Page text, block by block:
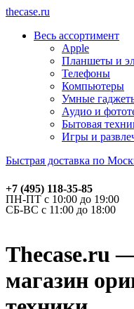
thecase.ru
Весь ассортимент
Apple
Планшеты и
Телефоны
Компьютеры
Умные
Аудио и
Бытовая
Игры и
Быстрая доставка по
+7 (495) 118-35-85
ПН-ПТ с 10:00 до 19:00
СБ-ВС с 11:00 до 18:00
Thecase.ru
магазин